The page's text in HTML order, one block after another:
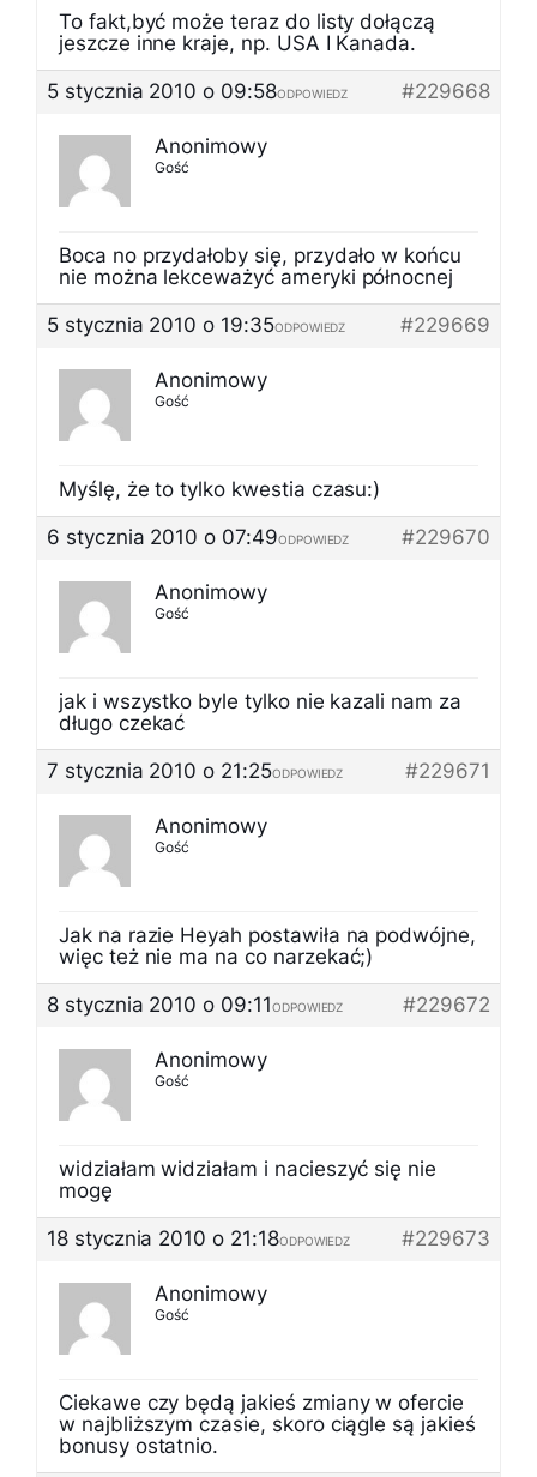
To fakt,być może teraz do listy dołączą
jeszcze inne kraje, np. USA I Kanada.
5 stycznia 2010 o 09:58
#229668
ODPOWIEDZ
Anonimowy
Gość
Boca no przydałoby się, przydało w końcu
nie można lekceważyć ameryki północnej
5 stycznia 2010 o 19:35
#229669
ODPOWIEDZ
Anonimowy
Gość
Myślę, że to tylko kwestia czasu:)
6 stycznia 2010 o 07:49
#229670
ODPOWIEDZ
Anonimowy
Gość
jak i wszystko byle tylko nie kazali nam za
długo czekać
7 stycznia 2010 o 21:25
#229671
ODPOWIEDZ
Anonimowy
Gość
Jak na razie Heyah postawiła na podwójne,
więc też nie ma na co narzekać;)
8 stycznia 2010 o 09:11
#229672
ODPOWIEDZ
Anonimowy
Gość
widziałam widziałam i nacieszyć się nie
mogę
18 stycznia 2010 o 21:18
#229673
ODPOWIEDZ
Anonimowy
Gość
Ciekawe czy będą jakieś zmiany w ofercie
w najbliższym czasie, skoro ciągle są jakieś
bonusy ostatnio.